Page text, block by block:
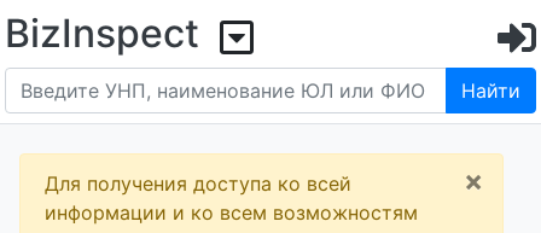
BizInspect
Найти
Для получения доступа ко всей
информации и ко всем возможностям
×